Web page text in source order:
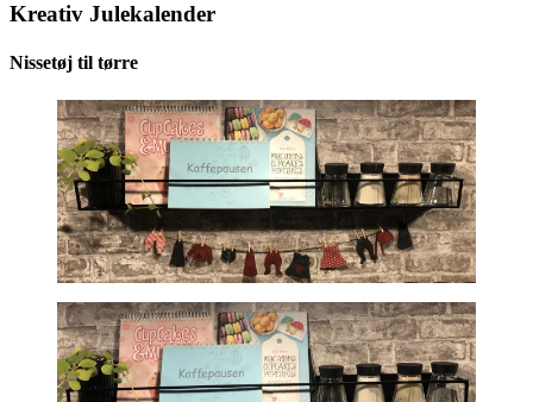
Kreativ Julekalender
Nissetøj til tørre